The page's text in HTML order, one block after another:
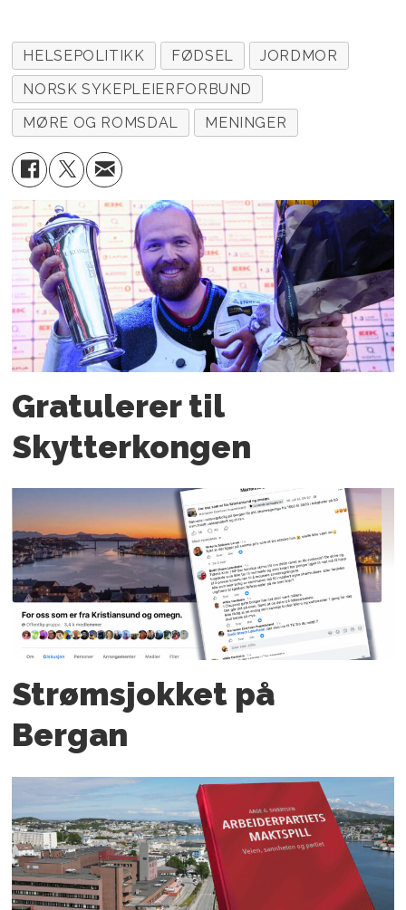
HELSEPOLITIKK FØDSEL
JORDMOR
NORSK SYKEPLEIERFORBUND
MØRE OG ROMSDAL
MENINGER
Gratulerer til
Skytterkongen
Strømsjokket på
Bergan